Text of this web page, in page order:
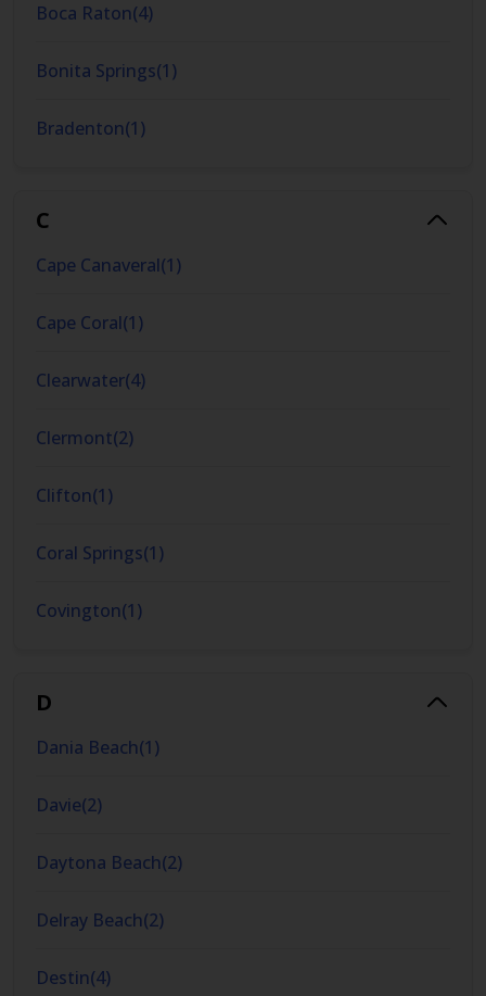
Boca Raton(4)
Bonita Springs(1)
Bradenton(1)
C
Cape Canaveral(1)
Cape Coral(1)
Clearwater(4)
Clermont(2)
Clifton(1)
Coral Springs(1)
Covington(1)
D
Dania Beach(1)
Davie(2)
Daytona Beach(2)
Delray Beach(2)
Destin(4)